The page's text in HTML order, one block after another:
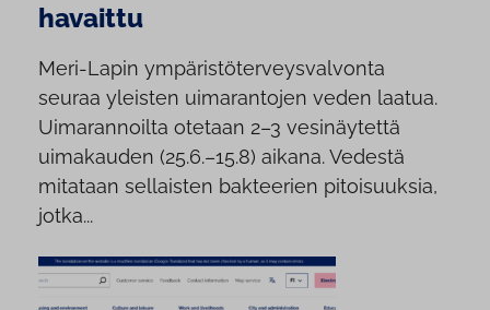
havaittu
Meri-Lapin ympäristöterveysvalvonta
seuraa yleisten uimarantojen veden laatua.
Uimarannoilta otetaan 2–3 vesinäytettä
uimakauden (25.6.–15.8) aikana. Vedestä
mitataan sellaisten bakteerien pitoisuuksia,
jotka...